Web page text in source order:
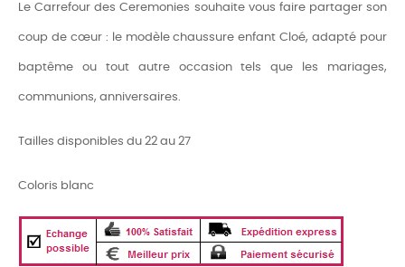
Le Carrefour des Ceremonies souhaite vous faire partager son
coup de cœur : le modèle chaussure enfant Cloé, adapté pour
baptême ou tout autre occasion tels que les mariages,
communions, anniversaires.
Tailles disponibles du 22 au 27
Coloris blanc